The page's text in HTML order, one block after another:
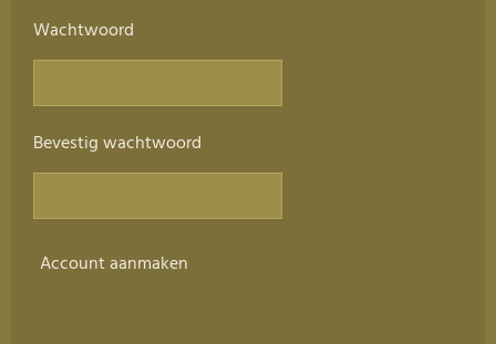
Wachtwoord
Bevestig wachtwoord
Account aanmaken